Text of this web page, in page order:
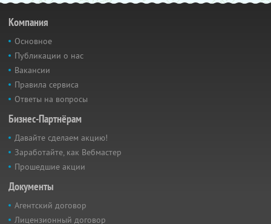
Компания
Основное
Публикации о нас
Вакансии
Правила сервиса
Ответы на вопросы
Бизнес-Партнёрам
Давайте сделаем акцию!
Заработайте, как Вебмастер
Прошедшие акции
Документы
Агентский договор
Лицензионный договор